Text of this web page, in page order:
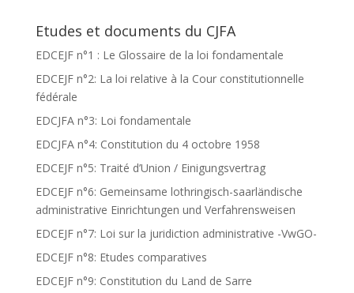
Etudes et documents du CJFA
EDCEJF n°1 : Le Glossaire de la loi fondamentale
EDCEJF n°2: La loi relative à la Cour constitutionnelle
fédérale
EDCJFA n°3: Loi fondamentale
EDCJFA n°4: Constitution du 4 octobre 1958
EDCEJF n°5: Traité d’Union / Einigungsvertrag
EDCEJF n°6: Gemeinsame lothringisch-saarländische
administrative Einrichtungen und Verfahrensweisen
EDCEJF n°7: Loi sur la juridiction administrative -VwGO-
EDCEJF n°8: Etudes comparatives
EDCEJF n°9: Constitution du Land de Sarre